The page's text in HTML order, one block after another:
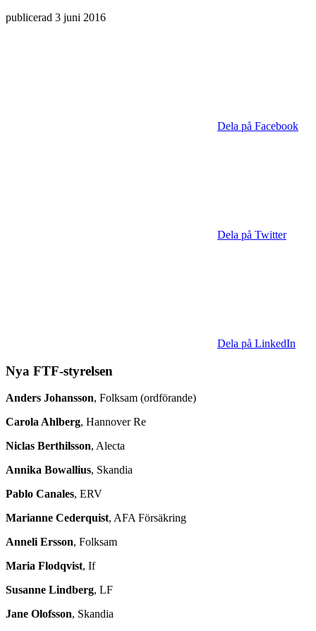
publicerad 3 juni 2016
Dela på Facebook
Dela på Twitter
Dela på LinkedIn
Nya FTF-styrelsen
Anders Johansson, Folksam (ordförande)
Carola Ahlberg, Hannover Re
Niclas Berthilsson, Alecta
Annika Bowallius, Skandia
Pablo Canales, ERV
Marianne Cederquist, AFA Försäkring
Anneli Ersson, Folksam
Maria Flodqvist, If
Susanne Lindberg, LF
Jane Olofsson, Skandia